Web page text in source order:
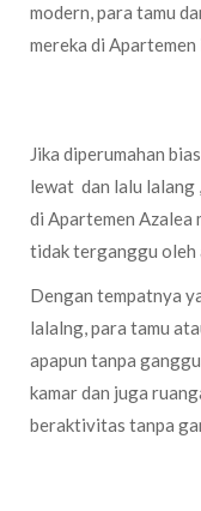
modern, para tamu
mereka di Apartemen
Jika diperumahan
lewat dan lalu lalang
di Apartemen Azalea
tidak terganggu oleh
Dengan tempatnya
lalalng, para tamu
apapun tanpa
kamar dan juga
beraktivitas tanpa